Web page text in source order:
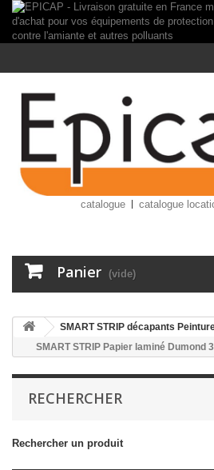
catalogue catalogue
Panier (vide)
SMART STRIP décapants
SMART STRIP Papier laminé Dumond
RECHERCHER
Rechercher un produit